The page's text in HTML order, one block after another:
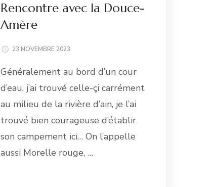
Rencontre avec la Douce-
Amère
23 NOVEMBRE 2023
Généralement au bord d’un cour
d’eau, j’ai trouvé celle-çi carrément
au milieu de la rivière d’ain, je l’ai
trouvé bien courageuse d’établir
son campement ici… On l’appelle
aussi Morelle rouge, …